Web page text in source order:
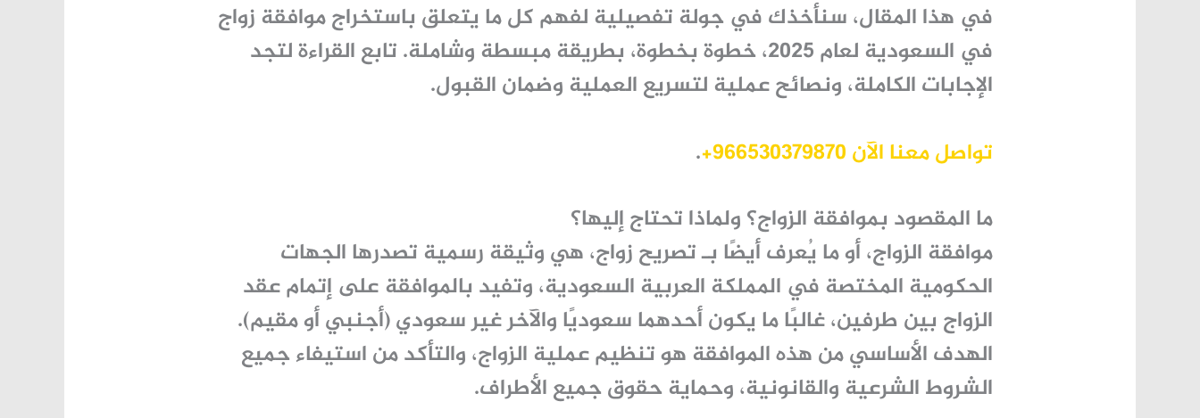
في هذا المقال، سنأخذك في جولة تفصيلية لفهم كل ما يتعلق باستخراج موافقة زواج
في السعودية لعام 2025، خطوة بخطوة، بطريقة مبسطة وشاملة. تابع القراءة لتجد
الإجابات الكاملة، ونصائح عملية لتسريع العملية وضمان القبول.
تواصل معنا الآن 966530379870+
.
ما المقصود بموافقة الزواج؟ ولماذا تحتاج إليها؟
موافقة الزواج، أو ما يُعرف أيضًا بـتصريح زواج، هي وثيقة رسمية تصدرها الجهات
الحكومية المختصة في المملكة العربية السعودية، وتفيد بالموافقة على إتمام عقد
الزواج بين طرفين، غالبًا ما يكون أحدهما سعوديًا والآخر غير سعودي (أجنبي أو مقيم).
الهدف الأساسي من هذه الموافقة هو تنظيم عملية الزواج، والتأكد من استيفاء جميع
الشروط الشرعية والقانونية، وحماية حقوق جميع الأطراف.